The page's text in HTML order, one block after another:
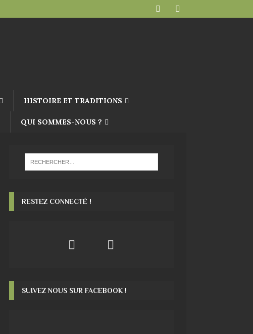
HISTOIRE ET TRADITIONS
QUI SOMMES-NOUS ?
RESTEZ CONNECTÉ !
SUIVEZ NOUS SUR FACEBOOK !